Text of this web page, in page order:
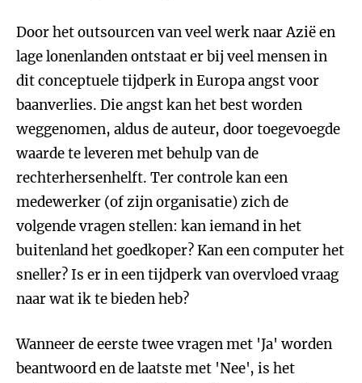
Door het outsourcen van veel werk naar Azië en
lage lonenlanden ontstaat er bij veel mensen in
dit conceptuele tijdperk in Europa angst voor
baanverlies. Die angst kan het best worden
weggenomen, aldus de auteur, door toegevoegde
waarde te leveren met behulp van de
rechterhersenhelft. Ter controle kan een
medewerker (of zijn organisatie) zich de
volgende vragen stellen: kan iemand in het
buitenland het goedkoper? Kan een computer het
sneller? Is er in een tijdperk van overvloed vraag
naar wat ik te bieden heb?
Wanneer de eerste twee vragen met 'Ja' worden
beantwoord en de laatste met 'Nee', is het